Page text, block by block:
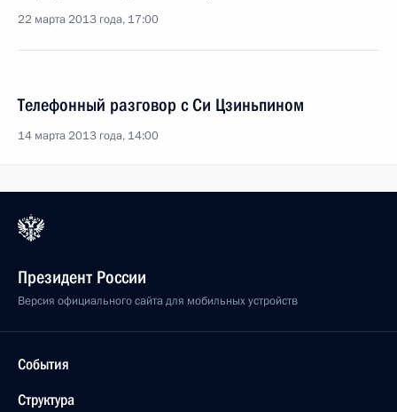
22 марта 2013 года, 17:00
Телефонный разговор с Си Цзиньпином
14 марта 2013 года, 14:00
Президент России
Версия официального сайта для мобильных устройств
События
Структура